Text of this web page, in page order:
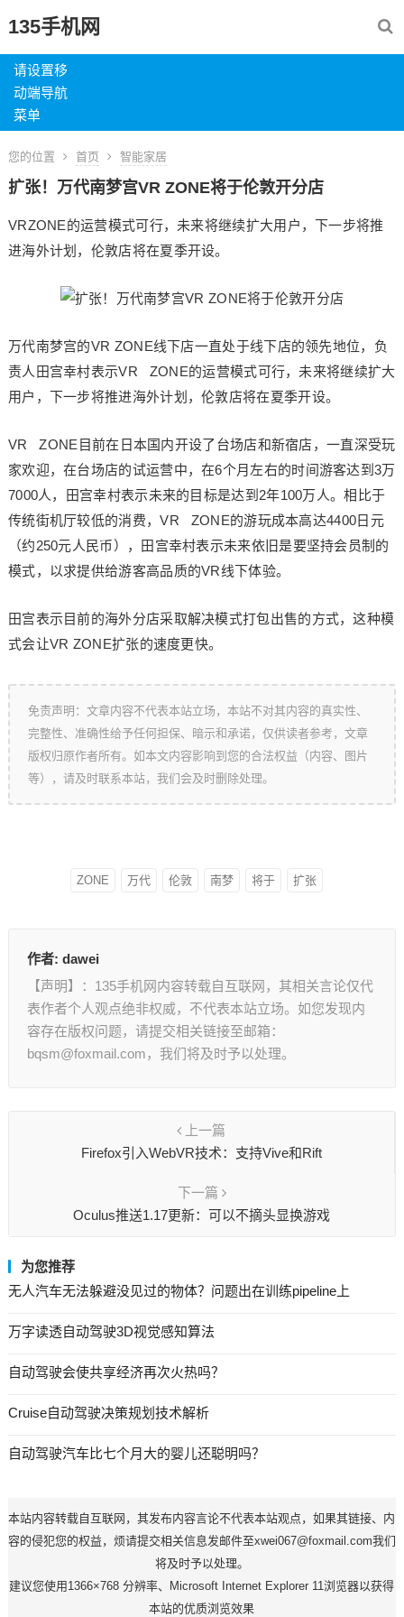
135手机网
请设置移
动端导航
菜单
您的位置 首页 智能家居
扩张！万代南梦宫VR ZONE将于伦敦开分店
VRZONE的运营模式可行，未来将继续扩大用户，下一步将推
进海外计划，伦敦店将在夏季开设。
万代南梦宫的VR ZONE线下店一直处于线下店的领先地位，负
责人田宫幸村表示VR ZONE的运营模式可行，未来将继续扩大
用户，下一步将推进海外计划，伦敦店将在夏季开设。
VR ZONE目前在日本国内开设了台场店和新宿店，一直深受玩
家欢迎，在台场店的试运营中，在6个月左右的时间游客达到3万
7000人，田宫幸村表示未来的目标是达到2年100万人。相比于
传统街机厅较低的消费，VR ZONE的游玩成本高达4400日元
（约250元人民币），田宫幸村表示未来依旧是要坚持会员制的
模式，以求提供给游客高品质的VR线下体验。
田宫表示目前的海外分店采取解决模式打包出售的方式，这种模
式会让VR ZONE扩张的速度更快。
免责声明：文章内容不代表本站立场，本站不对其内容的真实性、
完整性、准确性给予任何担保、暗示和承诺，仅供读者参考，文章
版权归原作者所有。如本文内容影响到您的合法权益（内容、图片
等），请及时联系本站，我们会及时删除处理。
ZONE 万代 伦敦 南梦 将于 扩张
作者: dawei
【声明】：135手机网内容转载自互联网，其相关言论仅代
表作者个人观点绝非权威，不代表本站立场。如您发现内
容存在版权问题，请提交相关链接至邮箱：
bqsm@foxmail.com，我们将及时予以处理。
上一篇
Firefox引入WebVR技术：支持Vive和Rift
下一篇
Oculus推送1.17更新：可以不摘头显换游戏
为您推荐
无人汽车无法躲避没见过的物体？问题出在训练pipeline上
万字读透自动驾驶3D视觉感知算法
自动驾驶会使共享经济再次火热吗？
Cruise自动驾驶决策规划技术解析
自动驾驶汽车比七个月大的婴儿还聪明吗？
本站内容转载自互联网，其发布内容言论不代表本站观点，如果其链接、内
容的侵犯您的权益，烦请提交相关信息发邮件至xwei067@foxmail.com我们
将及时予以处理。
建议您使用1366×768 分辨率、Microsoft Internet Explorer 11浏览器以获得
本站的优质浏览效果